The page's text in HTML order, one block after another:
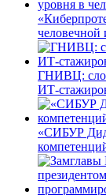
ГНИВЦ:
«СИБУР